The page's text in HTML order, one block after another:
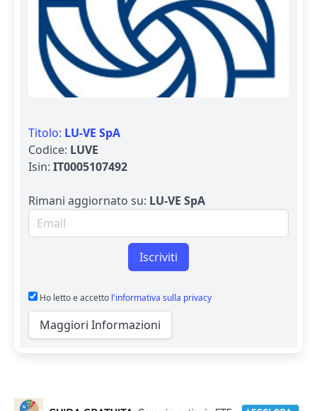
Titolo: LU-VE SpA
Codice: LUVE
Isin: IT0005107492
Rimani aggiornato su: LU-VE SpA
Email per newsletter
Iscriviti
Ho letto e accetto l'informativa sulla privacy
Maggiori Informazioni